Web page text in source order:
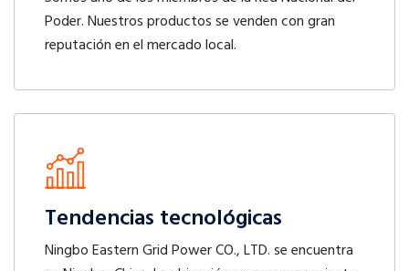
Poder. Nuestros productos se venden con gran
reputación en el mercado local.
Tendencias tecnológicas
Ningbo Eastern Grid Power CO., LTD. se encuentra